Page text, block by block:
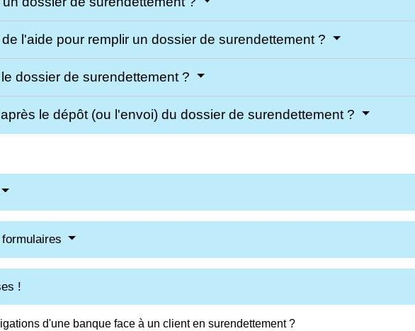
l'aide pour remplir un dossier de surendettement ?
dossier de surendettement ?
le dépôt (ou l'envoi) du dossier de surendettement ?
!
d'une banque face à un client en surendettement ?